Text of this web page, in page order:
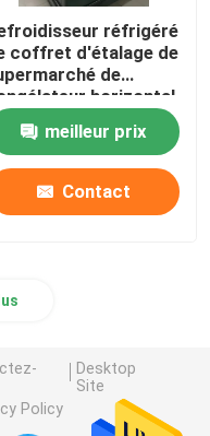
réfrigéré
coffret d'étalage de
de
horizontal
meilleur prix
Contact
Desktop
Site
Policy